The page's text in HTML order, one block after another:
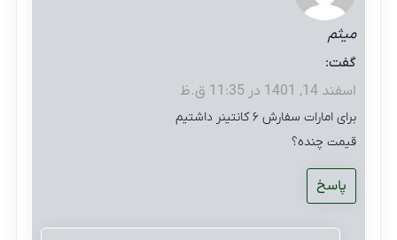
میثم
گفت:
اسفند 14, 1401 در 11:35 ق.ظ
برای امارات سفارش ۶ کانتینر داشتیم
قیمت چنده؟
پاسخ